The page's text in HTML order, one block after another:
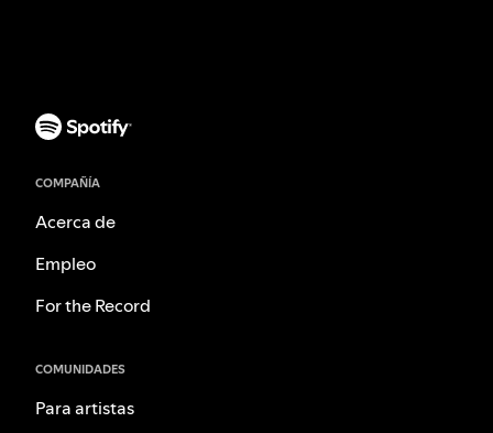
COMPAÑÍA
Acerca de
Empleo
For the Record
COMUNIDADES
Para artistas